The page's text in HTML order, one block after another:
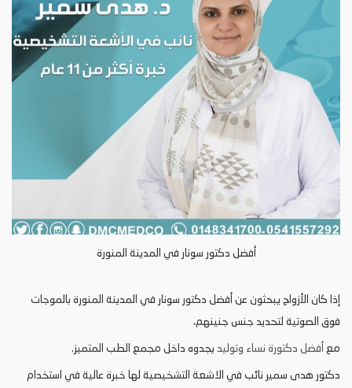
أفضل دكتور سونار في المدينة المنورة
إذا كان الأزواج يبحثون عن أفضل دكتور سونار في المدينة المنورة بالموجات
فوق الصوتية لتحديد جنس جنينهم،
مع أفضل دكتورة نساء وتوليد يجدوه داخل مجمع الطب المتميز.
دكتور هدى سمير نائب في الاشعة التشخيصية لها خبرة عالية في استخدام